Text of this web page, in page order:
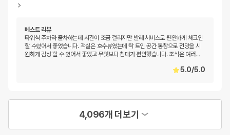
베스트 리뷰
타워식 주차라 출차하는데 시간이 조금 걸리지만 발레 서비스로 편안하게 체크인
할 수있어서 좋었습니다. 객실은 호수뷰였는데 탁 트인 공간 통창으로 전망을 시
원하개 감상 할 수 있어서 좋았고 무엇보다 침대가 편안했습니다. 조식은 여러…
5.0/5.0
4,096개 더보기